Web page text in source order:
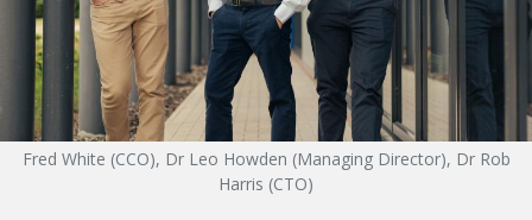
Fred White (CCO), Dr Leo Howden (Managing Director), Dr Rob
Harris (CTO)